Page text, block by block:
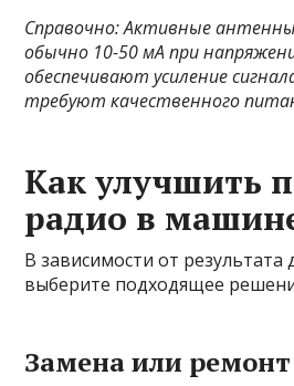
Справочно: Активные
обычно 10-50 мА при
обеспечивают усиление
требуют качественного
Как улучшить
радио в
В зависимости от результата
выберите подходящее
Замена или